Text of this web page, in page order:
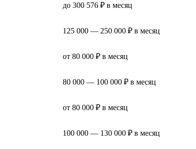
до 300 576 ₽ в месяц
125 000 — 250 000 ₽ в месяц
от 80 000 ₽ в месяц
80 000 — 100 000 ₽ в месяц
от 80 000 ₽ в месяц
100 000 — 130 000 ₽ в месяц